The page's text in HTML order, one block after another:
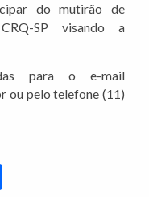
do mutirão de
SP visando a
para o e-mail
ou pelo telefone (11)